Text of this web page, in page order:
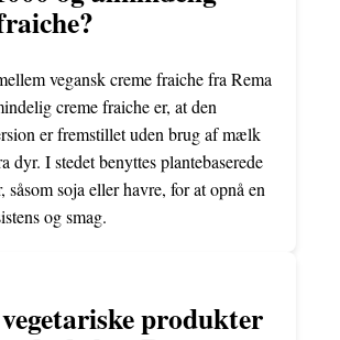
vegansk creme fraiche fra Rema
creme fraiche er, at den
er fremstillet uden brug af mælk
dyr. I stedet benyttes plantebaserede
såsom soja eller havre, for at opnå en
og smag.
produkter